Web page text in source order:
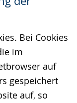
Bei Cookies
im
auf
gespeichert
auf, so